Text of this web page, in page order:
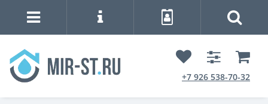
+7 926 538-70-32